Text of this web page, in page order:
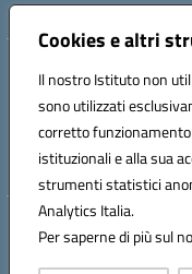
Cookies e altri
Il nostro Istituto non
sono utilizzati
corretto
istituzionali e alla sua
strumenti statistici
Analytics Italia.
Per saperne di più sul
Istituto Comprensivo Statale
Via Cupa Campanariello, 5
Tel. +39 0818834377 -
Email:
Hosting &
Concept